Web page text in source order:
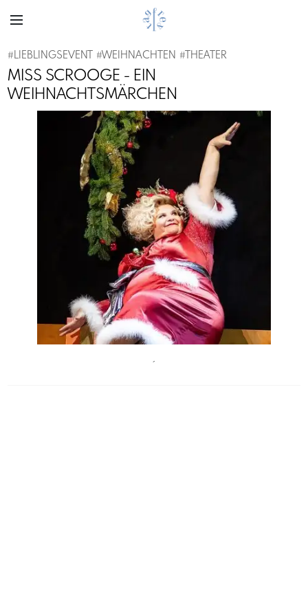
#LIEBLINGSEVENT #WEIHNACHTEN # THEATER
MISS SCROOGE - EIN
WEIHNACHTSMÄRCHEN
Previous
´